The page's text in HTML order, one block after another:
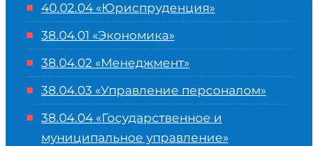
40.02.04 «Юриспруденция»
38.04.01 «Экономика»
38.04.02 «Менеджмент»
38.04.03 «Управление персоналом»
38.04.04 «Государственное и
муниципальное управление»